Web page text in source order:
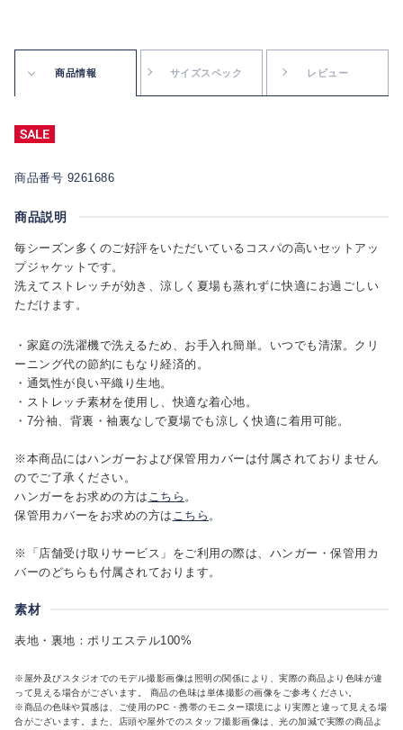
商品情報 サイズスペック レビュー
商品番号 9261686
商品説明
毎シーズン多くのご好評をいただいているコスパの高いセットアッ
プジャケットです。
洗えてストレッチが効き、涼しく夏場も蒸れずに快適にお過ごしい
ただけます。
・家庭の洗濯機で洗えるため、お手入れ簡単。いつでも清潔。クリ
ーニング代の節約にもなり経済的。
・通気性が良い平織り生地。
・ストレッチ素材を使用し、快適な着心地。
・7分袖、背裏・袖裏なしで夏場でも涼しく快適に着用可能。
※本商品にはハンガーおよび保管用カバーは付属されておりません
のでご了承ください。
ハンガーをお求めの方は こちら 。
保管用カバーをお求めの方は こちら 。
※「店舗受け取りサービス」をご利用の際は、ハンガー・保管用カ
バーのどちらも付属されております。
素材
表地・裏地：ポリエステル100%
※屋外及びスタジオでのモデル撮影画像は照明の関係により、実際の商品より色味が違
って見える場合がございます。 商品の色味は単体撮影の画像をご参考ください。
※商品の色味や質感は、ご使用のPC・携帯のモニター環境により実際と違って見える場
合がございます。また、店頭や屋外でのスタッフ撮影画像は、光の加減で実際の商品よ